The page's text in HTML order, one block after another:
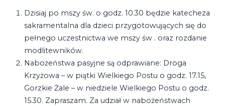
Dzisiaj po mszy św. o godz. 10.30 będzie katecheza
sakramentalna dla dzieci przygotowujących się do
pełnego uczestnictwa we mszy św . oraz rozdanie
modlitewników.
Nabożeństwa pasyjne są odprawiane: Droga
Krzyżowa – w piątki Wielkiego Postu o godz. 17.15,
Gorzkie Żale – w niedziele Wielkiego Postu o godz.
15.30. Zapraszam. Za udział w nabożeństwach